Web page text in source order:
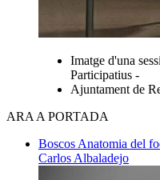
Imatge d'una
Participatius -
Ajuntament de
ARA A PORTADA
Boscos Anatomia del
Carlos Albaladejo